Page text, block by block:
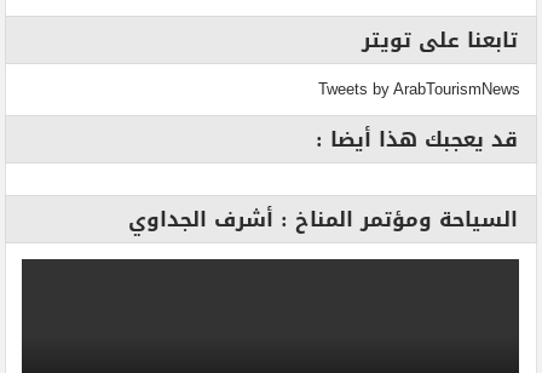
تابعنا على تويتر
Tweets by ArabTourismNews
قد يعجبك هذا أيضا :
السياحة ومؤتمر المناخ : أشرف الجداوي